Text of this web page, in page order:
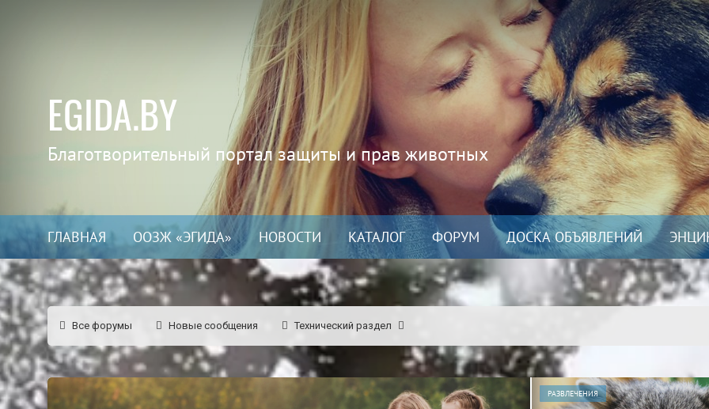
EGIDA.BY
Благотворительный портал защиты и прав животных
ГЛАВНАЯ ООЗЖ «ЭГИДА» НОВОСТИ КАТАЛОГ ФОРУМ ДОСКА ОБЪЯВЛЕНИЙ
Все форумы Новые сообщения Технический раздел
РАЗВЛЕЧЕНИЯ